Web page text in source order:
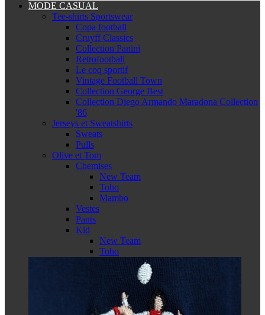
MODE CASUAL
Tee-shirts Sportswear
Copa football
Cruyff Classics
Collection Panini
Retrofootball
Le coq sportif
Vintage Football Town
Collection George Best
Collection Diego Armando Maradona Collection
'86
Jerseys et Sweatshirts
Sweats
Pulls
Olive et Tom
Chemises
New Team
Toho
Mambo
Vestes
Pants
Kid
New Team
Toho